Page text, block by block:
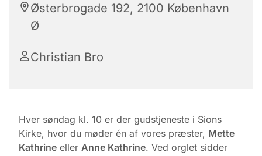
Østerbrogade 192, 2100 København
Ø
Christian Bro
Hver søndag kl. 10 er der gudstjeneste i Sions
Kirke, hvor du møder én af vores præster, Mette
Kathrine eller Anne Kathrine. Ved orglet sidder